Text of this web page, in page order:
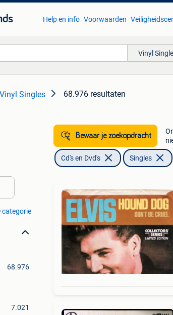
Help en info Voorwaarden
Vinyl
Vinyl Singles 68.976 resultaten
categorie
68.976
7.021
Bewaar je zoekopdracht
Cd's en Dvd's Singles